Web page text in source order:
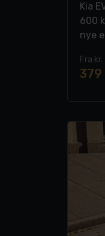
Kia
600
nye
Fra kr.